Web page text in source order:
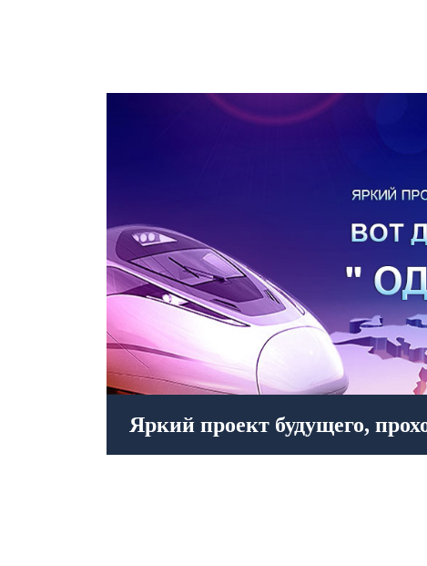
- вот для чего существует в 21